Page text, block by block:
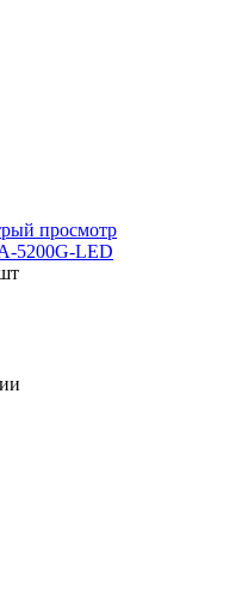
просмотр
5200G-LED